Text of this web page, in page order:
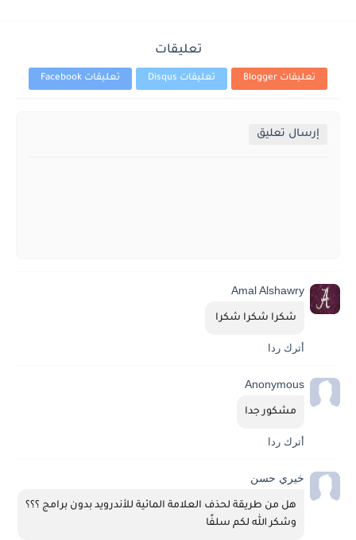
تعليقات
تعليقات Blogger تعليقات Disqus تعليقات Facebook
إرسال تعليق
Amal Alshawry
شكرا شكرا شكرا
أترك ردا
Anonymous
مشكور جدا
أترك ردا
خيري حسن
هل من طريقة لحذف العلامة المائية للأندرويد بدون برامج ؟؟؟
وشكر الله لكم سلفًا